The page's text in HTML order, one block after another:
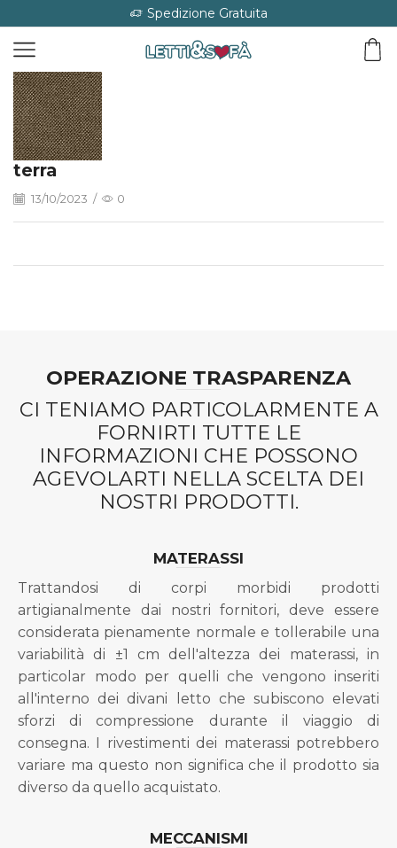
Spedizione Gratuita
terra
13/10/2023 / 0
OPERAZIONE TRASPARENZA
CI TENIAMO PARTICOLARMENTE A
FORNIRTI TUTTE LE
INFORMAZIONI CHE POSSONO
AGEVOLARTI NELLA SCELTA DEI
NOSTRI PRODOTTI.
MATERASSI
Trattandosi di corpi morbidi prodotti
artigianalmente dai nostri fornitori, deve essere
considerata pienamente normale e tollerabile una
variabilità di ±1 cm dell'altezza dei materassi, in
particolar modo per quelli che vengono inseriti
all'interno dei divani letto che subiscono elevati
sforzi di compressione durante il viaggio di
consegna. I rivestimenti dei materassi potrebbero
variare ma questo non significa che il prodotto sia
diverso da quello acquistato.
MECCANISMI